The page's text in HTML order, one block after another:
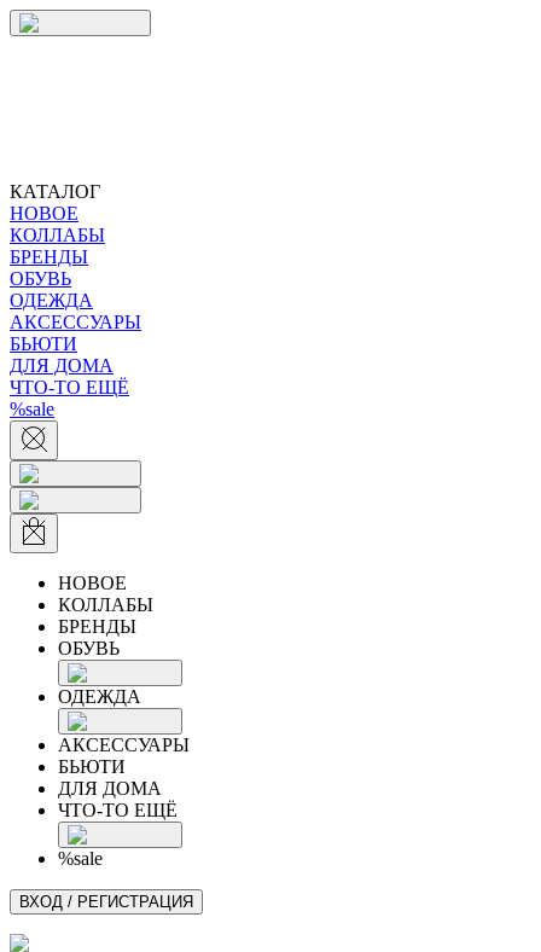
КАТАЛОГ
НОВОЕ
КОЛЛАБЫ
БРЕНДЫ
ОБУВЬ
ОДЕЖДА
АКСЕССУАРЫ
БЬЮТИ
ДЛЯ ДОМА
ЧТО-ТО ЕЩЁ
%sale
НОВОЕ
КОЛЛАБЫ
БРЕНДЫ
ОБУВЬ
ОДЕЖДА
АКСЕССУАРЫ
БЬЮТИ
ДЛЯ ДОМА
ЧТО-ТО ЕЩЁ
%sale
ВХОД / РЕГИСТРАЦИЯ